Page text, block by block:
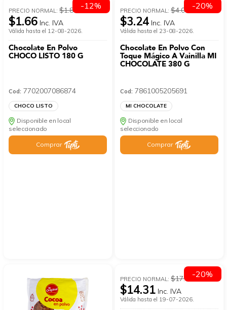
PRECIO NORMAL:$1.89
$1.66 Inc. IVA
Válida hasta el 12-08-2026.
Chocolate En Polvo
CHOCO LISTO 180 G
Cod: 7702007086874
CHOCO LISTO
Disponible en local
seleccionado
Comprar
-12% PRECIO NORMAL:$4.05
$3.24 Inc. IVA
Válida hasta el 23-08-2026.
Chocolate En Polvo Con
Toque Mágico A Vainilla MI
CHOCOLATE 380 G
Cod: 7861005205691
MI CHOCOLATE
Disponible en local
seleccionado
Comprar
-20%
PRECIO NORMAL:$17.89
$14.31 Inc. IVA
Válida hasta el 19-07-2026.
-20%